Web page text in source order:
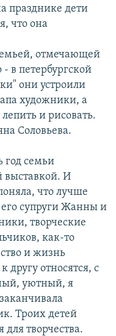
празднике дети
что она
отмечающей
в петербургской
они устроили
художники, а
и рисовать.
Соловьева.
год семьи
выставкой. И
что лучше
супруги Жанны и
творческие
как-то
и жизнь
другу относятся, с
уютный, я
Троих детей
творчества.